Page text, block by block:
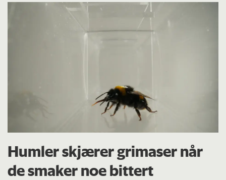
Humler skjærer grimaser når
de smaker noe bittert